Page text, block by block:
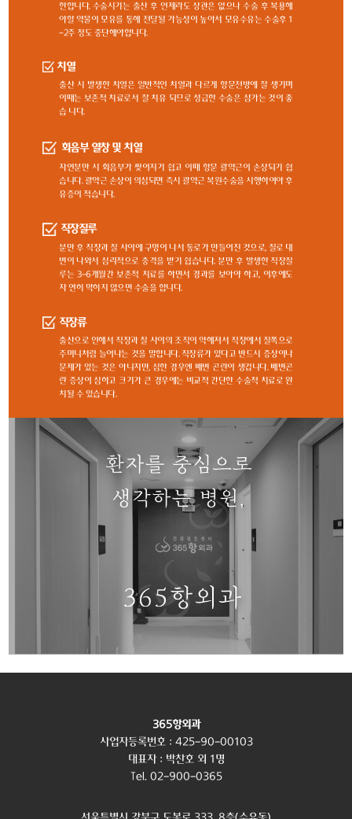
한합니다. 수술시기는 출산 후 언제라도 상관은 없으나 수술 후 복용해
야할 약물이 모유를 통해 전달될 가능성이 높아서 모유수유는 수술후 1
-2주 정도 중단해야합니다.
치열
출산 시 발생한 치열은 일반적인 치열과 다르게 항문전방에 잘 생기며
이때는 보존적 치료로서 잘 치유 되므로 성급한 수술은 삼가는 것이 좋
습 니다.
회음부 열창 및 치열
자연분만 시 회음부가 찢어지기 쉽고 이때 항문 괄약근이 손상되기 쉽
습니다. 괄약근 손상이 의심되면 즉시 괄약근 복원수술을 시행하여야 후
유증이 적습니다.
직장질루
분만 후 직장과 질 사이에 구멍이 나서 통로가 만들어진 것으로, 질로 대
변이 나와서 심리적으로 충격을 받기 쉽습니다. 분만 후 발생한 직장질
루는 3-6개월간 보존적 치료를 하면서 경과를 보아야 하고, 이후에도
자 연히 막히지 않으면 수술을 합니다.
직장류
출산으로 인해서 직장과 질 사이의 조직이 약해져서 직장에서 질쪽으로
주머니처럼 늘어나는 것을 말합니다. 직장류가 있다고 반드시 증상이나
문제가 있는 것은 아니지만, 심한 경우엔 배변 곤란이 생깁니다. 배변곤
란 증상이 심하고 크기가 큰 경우에는 비교적 간단한 수술적 치료로 완
치될 수 있습니다.
365항외과
사업자등록번호 : 425-90-00103
대표자 : 박찬호 외 1명
Tel. 02-900-0365